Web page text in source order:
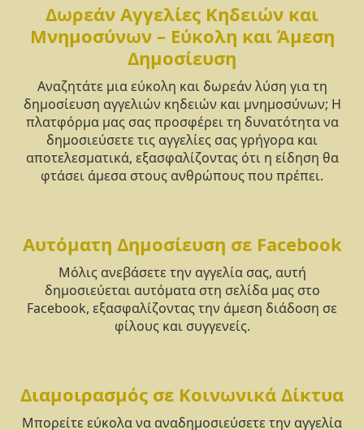
Δωρεάν Αγγελίες Κηδειών και
Μνημοσύνων – Εύκολη και Άμεση
Δημοσίευση
Αναζητάτε μια εύκολη και δωρεάν λύση για τη
δημοσίευση αγγελιών κηδειών και μνημοσύνων; Η
πλατφόρμα μας σας προσφέρει τη δυνατότητα να
δημοσιεύσετε τις αγγελίες σας γρήγορα και
αποτελεσματικά, εξασφαλίζοντας ότι η είδηση θα
φτάσει άμεσα στους ανθρώπους που πρέπει.
Αυτόματη Δημοσίευση σε Facebook
Μόλις ανεβάσετε την αγγελία σας, αυτή
δημοσιεύεται αυτόματα στη σελίδα μας στο
Facebook, εξασφαλίζοντας την άμεση διάδοση σε
φίλους και συγγενείς.
Διαμοιρασμός σε Κοινωνικά Δίκτυα
Μπορείτε εύκολα να αναδημοσιεύσετε την αγγελία